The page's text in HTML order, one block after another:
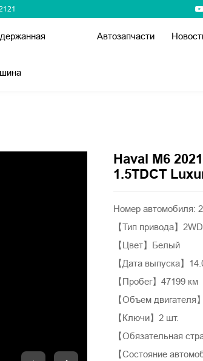
Автозапчасти
Haval M6
1.5TDCT
Номер автомобиля:
【Тип привода】2WD
【Цвет】Белый
【Дата выпуска】
【Пробег】47199 км
【Объем двигателя
【Ключи】2 шт.
【Обязательная
【Состояние